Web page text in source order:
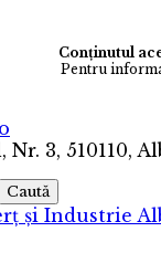
Conținutul
Pentru
3, 510110,
Caută
și Industrie